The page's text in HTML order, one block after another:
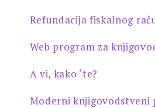
Refundacija fiskalnog
Web program za
A vi, kako ‘te?
Moderni knjigovodstveni